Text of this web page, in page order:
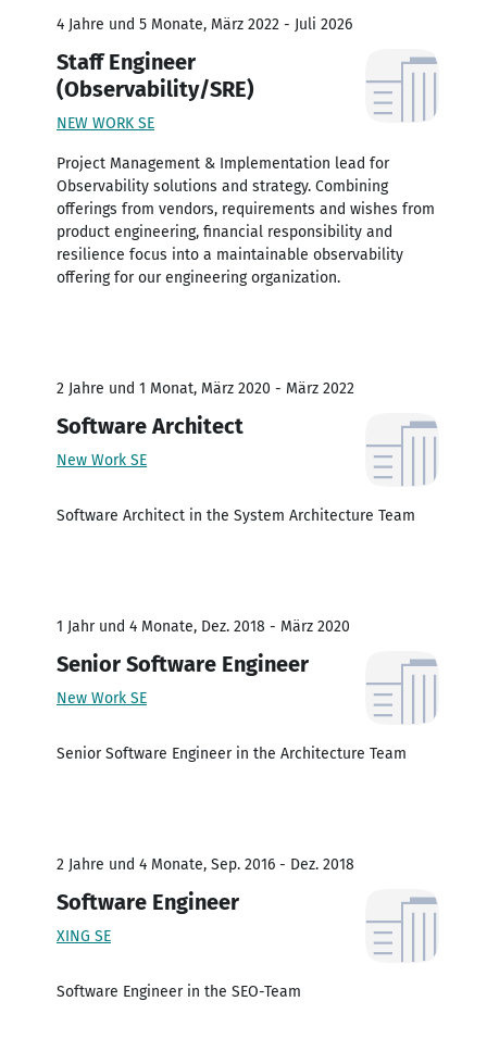
4 Jahre und 5 Monate, März 2022 - Juli 2026
Staff Engineer
(Observability/SRE)
NEW WORK SE
Project Management & Implementation lead for
Observability solutions and strategy. Combining
offerings from vendors, requirements and wishes from
product engineering, financial responsibility and
resilience focus into a maintainable observability
offering for our engineering organization.
2 Jahre und 1 Monat, März 2020 - März 2022
Software Architect
New Work SE
Software Architect in the System Architecture Team
1 Jahr und 4 Monate, Dez. 2018 - März 2020
Senior Software Engineer
New Work SE
Senior Software Engineer in the Architecture Team
2 Jahre und 4 Monate, Sep. 2016 - Dez. 2018
Software Engineer
XING SE
Software Engineer in the SEO-Team